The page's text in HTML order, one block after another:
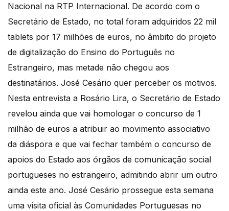
Nacional na RTP Internacional. De acordo com o
Secretário de Estado, no total foram adquiridos 22 mil
tablets por 17 milhões de euros, no âmbito do projeto
de digitalização do Ensino do Português no
Estrangeiro, mas metade não chegou aos
destinatários. José Cesário quer perceber os motivos.
Nesta entrevista a Rosário Lira, o Secretário de Estado
revelou ainda que vai homologar o concurso de 1
milhão de euros a atribuir ao movimento associativo
da diáspora e que vai fechar também o concurso de
apoios do Estado aos órgãos de comunicação social
portugueses no estrangeiro, admitindo abrir um outro
ainda este ano. José Cesário prossegue esta semana
uma visita oficial às Comunidades Portuguesas no